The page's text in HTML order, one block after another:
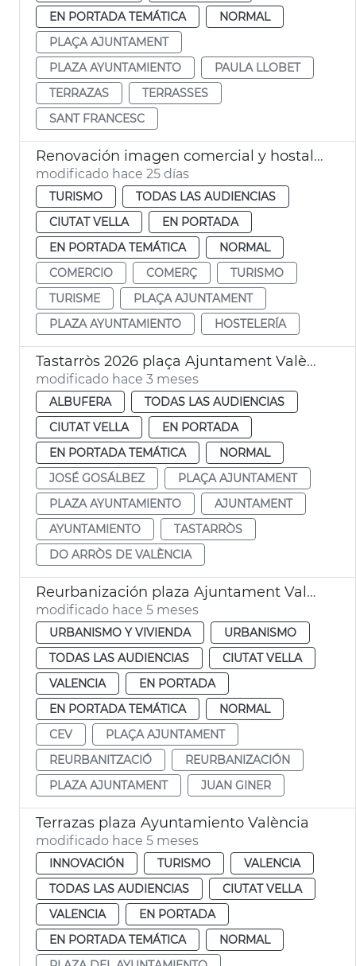
EN PORTADA TEMÁTICA
NORMAL
PLAÇA AJUNTAMENT
PLAZA AYUNTAMIENTO
PAULA LLOBET
TERRAZAS
TERRASSES
SANT FRANCESC
Renovación imagen comercial y hostalera plaza Ayuntamiento
modificado hace 25 días
TURISMO
TODAS LAS AUDIENCIAS
CIUTAT VELLA
EN PORTADA
EN PORTADA TEMÁTICA
NORMAL
COMERCIO
COMERÇ
TURISMO
TURISME
PLAÇA AJUNTAMENT
PLAZA AYUNTAMIENTO
HOSTELERÍA
Tastarròs 2026 plaça Ajuntament València
modificado hace 3 meses
ALBUFERA
TODAS LAS AUDIENCIAS
CIUTAT VELLA
EN PORTADA
EN PORTADA TEMÁTICA
NORMAL
JOSÉ GOSÁLBEZ
PLAÇA AJUNTAMENT
PLAZA AYUNTAMIENTO
AJUNTAMENT
AYUNTAMIENTO
TASTARRÒS
DO ARRÒS DE VALÈNCIA
Reurbanización plaza Ajuntament València
modificado hace 5 meses
URBANISMO Y VIVIENDA
URBANISMO
TODAS LAS AUDIENCIAS
CIUTAT VELLA
VALENCIA
EN PORTADA
EN PORTADA TEMÁTICA
NORMAL
CEV
PLAÇA AJUNTAMENT
REURBANITZACIÓ
REURBANIZACIÓN
PLAZA AJUNTAMENT
JUAN GINER
Terrazas plaza Ayuntamiento València
modificado hace 5 meses
INNOVACIÓN TURISMO
VALENCIA
TODAS LAS AUDIENCIAS
CIUTAT VELLA
VALENCIA
EN PORTADA
EN PORTADA TEMÁTICA
NORMAL